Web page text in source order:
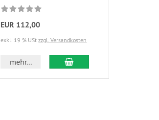
EUR 112,00
exkl. 19 % UStzzgl. Versandkosten
mehr...